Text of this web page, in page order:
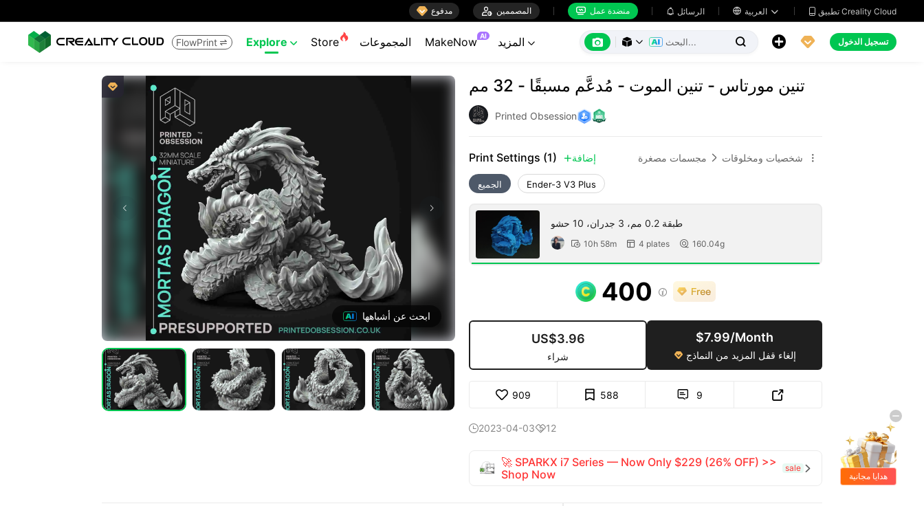
 مدفوع  المصممين  منضدة عمل  الرسائل    تطبيق Creality Cloud
FlowPrint  Explore  Store المجموعات MakeNow AI
       تسجيل الدخول

ابحث عن أشباهها
تنين مورتاس - تنين الموت - مُدعَّم مسبقًا - 32 مم
Printed Obsession
Print Settings (1)  إضافة مجسمات مصغرة  شخصيات ومخلوقات 
الجميع Ender-3 V3 Plus
طبقة 0.2 مم، 3 جدران، 10 حشو
 10h 58m  4 plates  160.04g
400 
US$3.96
شراء
$7.99/Month
 إلغاء قفل المزيد من النماذج
909 588  9 
2023-04-0312
🚀 SPARKX i7 Series — Now Only $229 (26% OFF) >>
Shop Now
sale 
هدايا مجانية